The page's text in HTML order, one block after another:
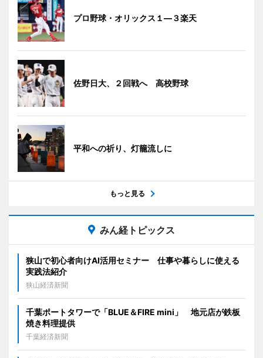
プロ野球・オリックス１―３楽天
佐野日大、２回戦へ 高校野球
平和への祈り、灯籠流しに
もっと見る
みん経トピックス
狭山で初心者向けAI活用セミナー 仕事や暮らしに使える
実践法紹介
狭山経済新聞
千葉ポートタワーで「BLUE＆FIRE mini」 地元店が鉄板
焼き料理提供
千葉経済新聞